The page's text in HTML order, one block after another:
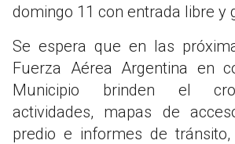
domingo 11 con entrada libre y
Se espera que en las
Fuerza Aérea Argentina en
Municipio brinden el
actividades, mapas de
predio e informes de